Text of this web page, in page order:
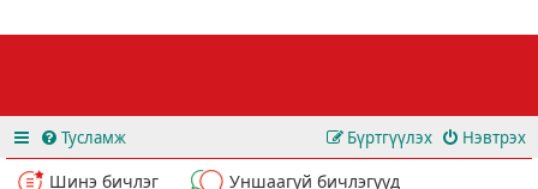
Тусламж Нэвтрэх
Бүртгүүлэх
Шинэ бичлэг
Уншаагүй бичлэгүүд